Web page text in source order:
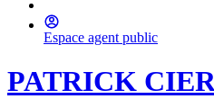
Espace agent public
PATRICK